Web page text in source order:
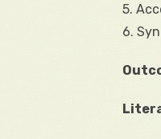
5.
6.